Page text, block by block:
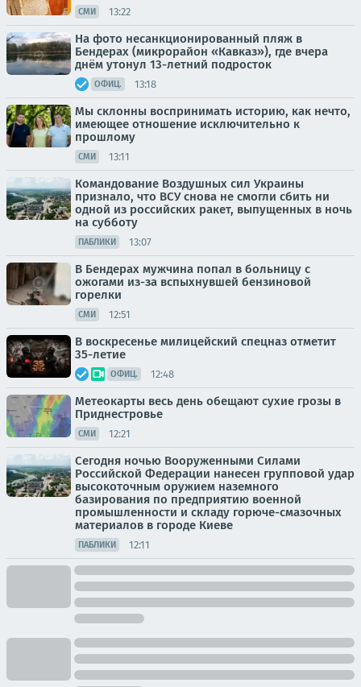
СМИ 13:22
На фото несанкционированный пляж в
Бендерах (микрорайон «Кавказ»), где вчера
днём утонул 13-летний подросток
ОФИЦ. 13:18
Мы склонны воспринимать историю, как нечто,
имеющее отношение исключительно к
прошлому
СМИ 13:11
Командование Воздушных сил Украины
признало, что ВСУ снова не смогли сбить ни
одной из российских ракет, выпущенных в ночь
на субботу
ПАБЛИКИ 13:07
В Бендерах мужчина попал в больницу с
ожогами из-за вспыхнувшей бензиновой
горелки
СМИ 12:51
В воскресенье милицейский спецназ отметит
35-летие
ОФИЦ. 12:48
Метеокарты весь день обещают сухие грозы в
Приднестровье
СМИ 12:21
Сегодня ночью Вооруженными Силами
Российской Федерации нанесен групповой удар
высокоточным оружием наземного
базирования по предприятию военной
промышленности и складу горюче-смазочных
материалов в городе Киеве
ПАБЛИКИ 12:11